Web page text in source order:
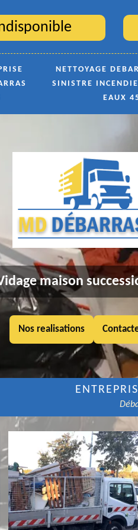
NETTOYAGE
SINISTRE
EAUX
maison
Nos realisations